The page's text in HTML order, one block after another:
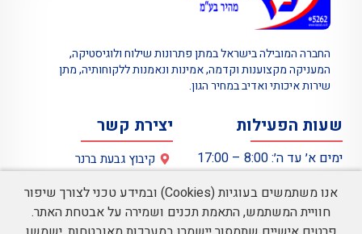
החברה המובילה בישראל במתן פתרונות שילוח ולוגיסטיקה,
המעניקה מקצוענות וקדמה, אמינות ונאמנות ללקוחותיה, מתן
שירות איכותי ואדיב במחיר הגון.
שעות הפעילות
ימים א׳ עד ה׳: 8:00 – 17:00
יום ו׳: 8:00 – 12:00
יצירת קשר
קיבוץ גבעת ברנר
ליצירת קשר לחץ כאן
אנו משתמשים בעוגיות (Cookies) ובמידע טכני לצורך שיפור
חוויית המשתמש, התאמת תכנים ושמירה על אבטחת האתר.